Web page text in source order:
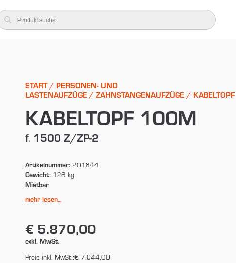
START/ PERSONEN- UND
LASTENAUFZÜGE/ ZAHNSTANGENAUFZÜGE/
KABELTOPF 100M
f. 1500 Z/ZP-2
Artikelnummer:201844
Gewicht:126 kg
Mietbar
mehr lesen...
€ 5.870,00
exkl. MwSt.
Preis inkl. MwSt.:€ 7.044,00